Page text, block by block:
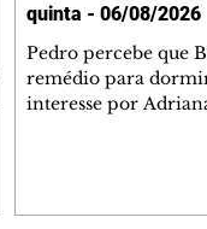
quinta - 06/08/2026
Pedro percebe que
remédio para
interesse por